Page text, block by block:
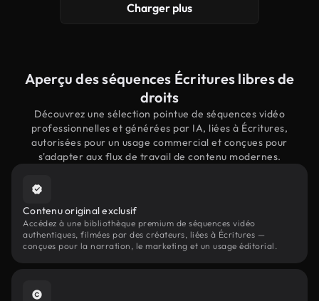
Charger plus
Aperçu des séquences Écritures libres de
droits
Découvrez une sélection pointue de séquences vidéo
professionnelles et générées par IA, liées à Écritures,
autorisées pour un usage commercial et conçues pour
s'adapter aux flux de travail de contenu modernes.
Contenu original exclusif
Accédez à une bibliothèque premium de séquences vidéo
authentiques, filmées par des créateurs, liées à Écritures —
conçues pour la narration, le marketing et un usage éditorial.